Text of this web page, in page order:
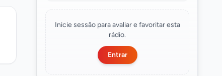
Inicie sessão para avaliar e favoritar esta
rádio.
Entrar